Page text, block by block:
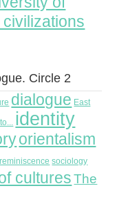
Circle 2
dialogue East
identity
orientalism
reminiscence sociology
cultures The